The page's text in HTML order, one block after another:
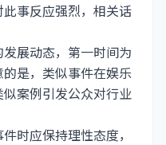
事反应强烈，相关话
展动态，第一时间为
是，类似事件在娱乐
案例引发公众对行业
时应保持理性态度，